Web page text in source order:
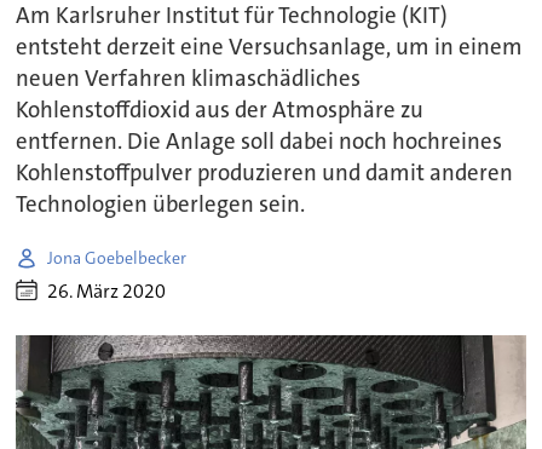
Am Karlsruher Institut für Technologie (KIT)
entsteht derzeit eine Versuchsanlage, um in einem
neuen Verfahren klimaschädliches
Kohlenstoffdioxid aus der Atmosphäre zu
entfernen. Die Anlage soll dabei noch hochreines
Kohlenstoffpulver produzieren und damit anderen
Technologien überlegen sein.
Jona Goebelbecker
26. März 2020